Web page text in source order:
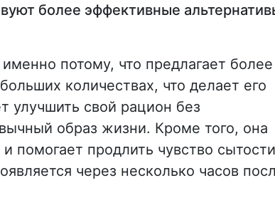
более эффективные
потому, что предлагает более
количествах, что делает его
улучшить свой рацион без
образ жизни. Кроме того, она
помогает продлить чувство
через несколько часов